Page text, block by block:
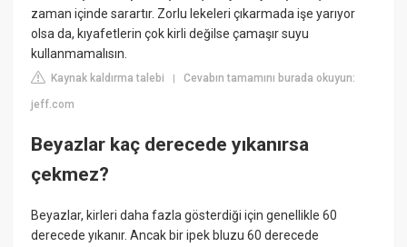
zaman içinde sarartır. Zorlu lekeleri çıkarmada işe yarıyor
olsa da, kıyafetlerin çok kirli değilse çamaşır suyu
kullanmamalısın.
Kaynak kaldırma talebi |Cevabın tamamını burada okuyun:
jeff.com
Beyazlar kaç derecede yıkanırsa
çekmez?
Beyazlar, kirleri daha fazla gösterdiği için genellikle 60
derecede yıkanır. Ancak bir ipek bluzu 60 derecede